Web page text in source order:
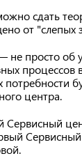
сдать
от "слепых
просто об
потребности
центра.
Сервисный